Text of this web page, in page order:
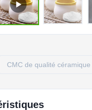
CMC de qualité céramique